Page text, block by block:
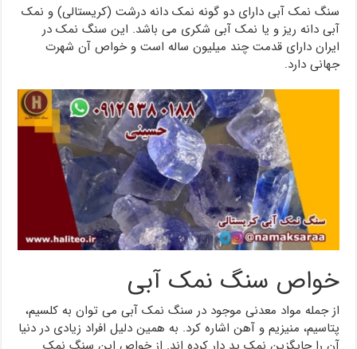
سنگ نمک آبی دارای دو گونه نمک دانه درشت (کریستالی) و نمک
آبی دانه ریز و یا نمک آبی شکری می باشد. این سنگ نمک در
ایران دارای قدمت چند میلیون ساله است و خواص آن شهرت
جهانی دارد.
خواص سنگ نمک آبی
از جمله مواد معدنی موجود در سنگ نمک آبی می توان به کلسیم،
پتاسیم، منیزیم و آهن اشاره کرد. به همین دلیل افراد زیادی در دنیا